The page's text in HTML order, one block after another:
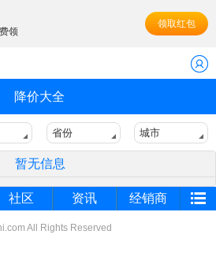
领
领取红包
降价大全
省份 城市
暂无信息
社区 资讯 经销商
All Rights Reserved